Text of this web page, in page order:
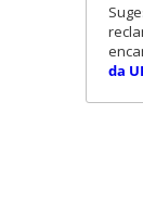
da